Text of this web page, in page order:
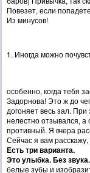
Повезет, если
Из минусов!
1. Иногда можно
особенно, когда тебя
Задорнова! Это ж до
догоняет весь зал.
нелестно отзывался,
противный. Я вчера
Сейчас я вам
Есть три варианта.
Это улыбка. Без звука.
белые зубы и